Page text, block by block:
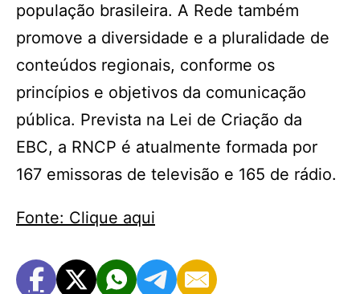
população brasileira. A Rede também
promove a diversidade e a pluralidade de
conteúdos regionais, conforme os
princípios e objetivos da comunicação
pública. Prevista na Lei de Criação da
EBC, a RNCP é atualmente formada por
167 emissoras de televisão e 165 de rádio.
Fonte: Clique aqui